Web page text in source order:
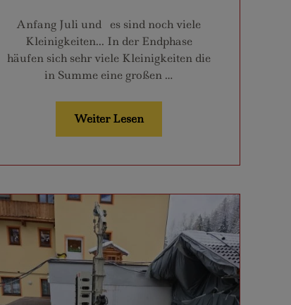
Anfang Juli und es sind noch viele
Kleinigkeiten... In der Endphase
häufen sich sehr viele Kleinigkeiten die
in Summe eine großen …
Weiter Lesen